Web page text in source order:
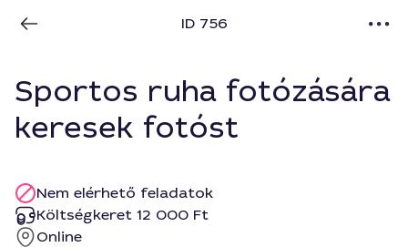
ID 756
Sportos ruha fotózására
keresek fotóst
Nem elérhető feladatok
Költségkeret 12 000 Ft
Online